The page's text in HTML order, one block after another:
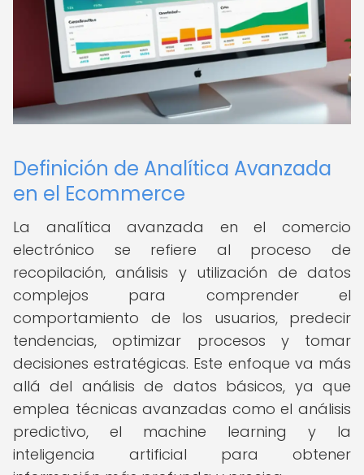
Definición de Analítica Avanzada
en el Ecommerce
La analítica avanzada en el comercio
electrónico se refiere al proceso de
recopilación, análisis y utilización de datos
complejos para comprender el
comportamiento de los usuarios, predecir
tendencias, optimizar procesos y tomar
decisiones estratégicas. Este enfoque va más
allá del análisis de datos básicos, ya que
emplea técnicas avanzadas como el análisis
predictivo, el machine learning y la
inteligencia artificial para obtener